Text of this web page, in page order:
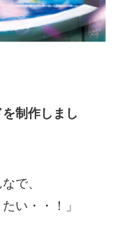
制作しまし
で、
い・・！」